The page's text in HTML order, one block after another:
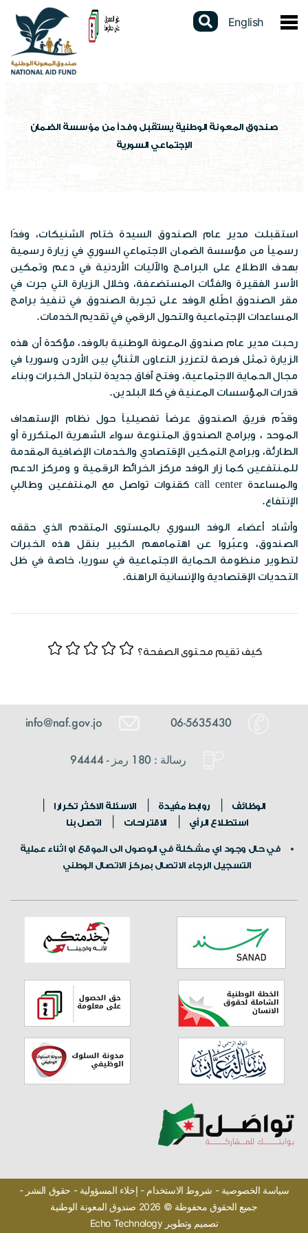
برامج الصندوق
مكاتب الصندوق
الشركاء الاستراتيجين
مبادرات الصندوق
قصص نجاح
اتصل بنا
شهادة لمن يهمه الأمر
فتح محفظة الكترونية
المشاركات الالكترونية
الشكاوى الإلكترونية
تقييم الخدمة
الإستبيانات
دراسات وابحاث
احصاءات وبيانات
الخرائط الرقمية
موزانة صندوق المعونة الوطنية
تقارير مدقق الحسابات الختامية
عن السجل
المركز الاعلامي
الاخبار
الفعاليات
البوم الصور
المكتبة المرئية
المواد الاعلامية
النشرات المعرفية
بروشورات
العطاءات
English
صندوق المعونة الوطنية يستقبل وفداً من مؤسسة الضمان
الإجتماعي السورية
استقبلت مدير عام الصندوق السيدة ختام الشنيكات، وفدًا
رسمياً من مؤسسة الضمان الاجتماعي السوري في زيارة رسمية
بهدف الاطلاع على البرامـج والآليات الأردنية في دعم وتمكين
الأسر الفقيرة والفئات المستضعفة، وخلال الزيارة التي جرت في
مقر الصندوق اطّلع الوفد على تجربة الصندوق في تنفيذ برامج
المساعدات الإجتماعية والتحول الرقمي في تقديم الخدمات.
رحبت مدير عام صندوق المعونة الوطنية بالوفد، مؤكدة أن هذه
الزيارة تمثل فرصة لتعزيز التعاون الثنائي بين الأردن وسوريا في
مجال الحماية الاجتماعية، وفتح آفاق جديدة لتبادل الخبرات وبناء
قدرات المؤسسات المعنية في كلا البلدين.
وقدّم فريق الصندوق عرضاً تفصيلياً حول نظام الإستهداف
الموحد ، وبرامج الصندوق المتنوعة سواء الشهرية المتكررة أو
الطارئة، وبرامج التمكين الإقتصادي والخدمات الإضافية المقدمة
للمنتفعين كما زار الوفد مركز الخرائط الرقمية و ومركز الدعم
والمساعدة call center كقنوات تواصل مع المنتفعين وطالبي
الإنتفاع.
وأشاد أعضاء الوفد السوري بالمستوى المتقدم الذي حققه
الصندوق، وعبّروا عن اهتمامهم الكبير بنقل هذه الخبرات
لتطوير منظومة الحماية الاجتماعية في سوريا، خاصة في ظل
التحديات الإقتصادية والإنسانية الراهنة.
كيف تقيم محتوى الصفحة؟
06-5635430
رسالة : 180 رمز - 94444
الوظائف روابط مفيدة
الاسئلة الاكثر تكرارا
استطلاع الرأي
الاقتراحات اتصل بنا
في حال وجود اي مشكلة في الوصول الى الموقع او اثناء عملية
التسجيل الرجاء الاتصال بمركز الاتصال الوطني
سياسة الخصوصية - شروط الاستخدام - إخلاء المسؤولية - حقوق النشر -
جميع الحقوق محفوظة © 2026 صندوق المعونة الوطنية
تصميم وتطويرEcho Technology